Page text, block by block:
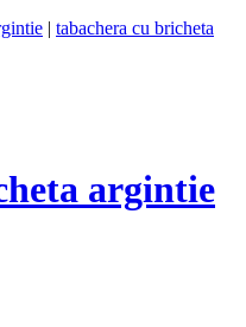
| tabachera cu bricheta
argintie